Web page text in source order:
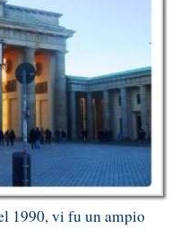
1990, vi fu un ampio